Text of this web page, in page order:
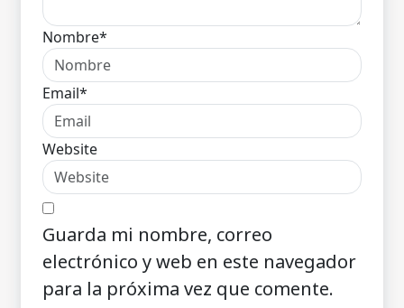
Nombre*
Email*
Website
Guarda mi nombre, correo
electrónico y web en este navegador
para la próxima vez que comente.